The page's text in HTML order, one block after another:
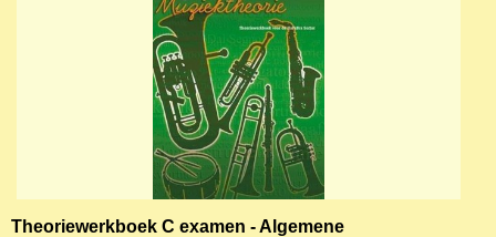
Theoriewerkboek C examen - Algemene